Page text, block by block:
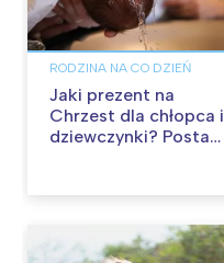
RODZINA NA CO DZIEŃ
Jaki prezent na
Chrzest dla chłopca i
dziewczynki? Postaw